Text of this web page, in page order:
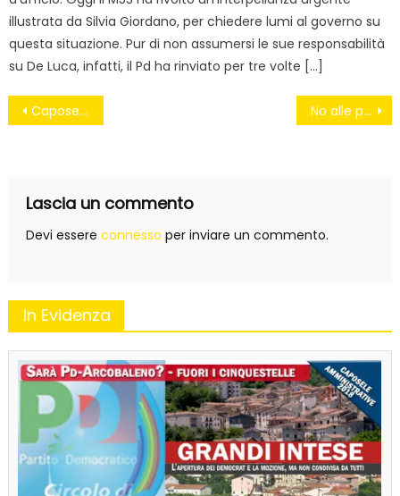
illustrata da Silvia Giordano, per chiedere lumi al governo su
questa situazione. Pur di non assumersi le sue responsabilità
su De Luca, infatti, il Pd ha rinviato per tre volte […]
Navigazione
Caposele-Le motivazioni del sequestro preventivo del parcheggio multipiano No alle privatizzazioni!
Lascia un commento
Devi essere connesso per inviare un commento.
In Evidenza